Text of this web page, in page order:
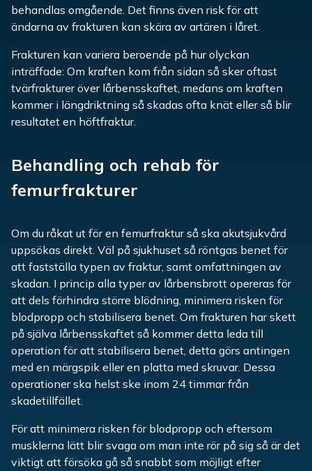
behandlas omgående. Det finns även risk för att
ändarna av frakturen kan skära av artären i låret.
Frakturen kan variera beroende på hur olyckan
inträffade: Om kraften kom från sidan så sker oftast
tvärfrakturer över lårbensskaftet, medans om kraften
kommer i längdriktning så skadas ofta knät eller så blir
resultatet en höftfraktur.
Behandling och rehab för
femurfrakturer
Om du råkat ut för en femurfraktur så ska akutsjukvård
uppsökas direkt. Väl på sjukhuset så röntgas benet för
att fastställa typen av fraktur, samt omfattningen av
skadan. I princip alla typer av lårbensbrott opereras för
att dels förhindra större blödning, minimera risken för
blodpropp och stabilisera benet. Om frakturen har skett
på själva lårbensskaftet så kommer detta leda till
operation för att stabilisera benet, detta görs antingen
med en märgspik eller en platta med skruvar. Dessa
operationer ska helst ske inom 24 timmar från
skadetillfället.
För att minimera risken för blodpropp och eftersom
musklerna lätt blir svaga om man inte rör på sig så är det
viktigt att försöka gå så snabbt som möjligt efter